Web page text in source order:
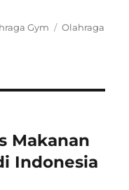
Gym Tags
Olahraga
Makanan
Indonesia